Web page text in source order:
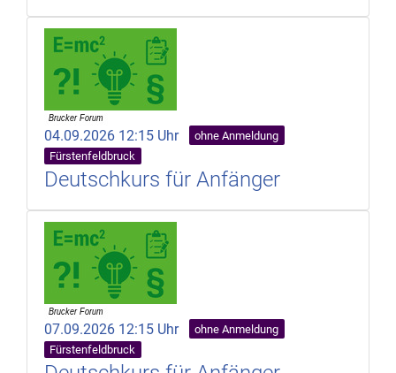
04.09.2026 12:15 Uhr
ohne Anmeldung
Fürstenfeldbruck
Deutschkurs für Anfänger
07.09.2026 12:15 Uhr
ohne Anmeldung
Fürstenfeldbruck